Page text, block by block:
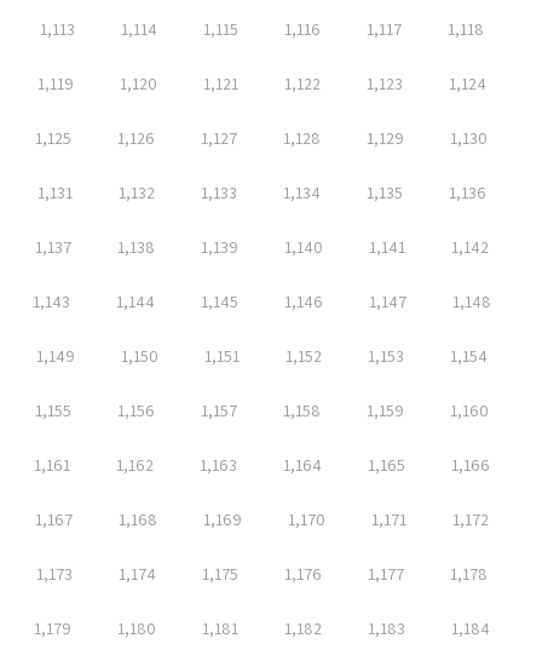
1,113 1,114 1,115 1,116 1,117 1,118
1,119 1,120 1,121 1,122 1,123 1,124
1,125 1,126 1,127 1,128 1,129 1,130
1,131 1,132 1,133 1,134 1,135 1,136
1,137 1,138 1,139 1,140 1,141 1,142
1,143 1,144 1,145 1,146 1,147 1,148
1,149 1,150 1,151 1,152 1,153 1,154
1,155 1,156 1,157 1,158 1,159 1,160
1,161 1,162 1,163 1,164 1,165 1,166
1,167 1,168 1,169 1,170 1,171 1,172
1,173 1,174 1,175 1,176 1,177 1,178
1,179 1,180 1,181 1,182 1,183 1,184